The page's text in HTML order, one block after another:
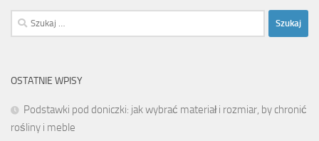
Szukaj:
OSTATNIE WPISY
Podstawki pod doniczki: jak wybrać materiał i rozmiar, by chronić
rośliny i meble